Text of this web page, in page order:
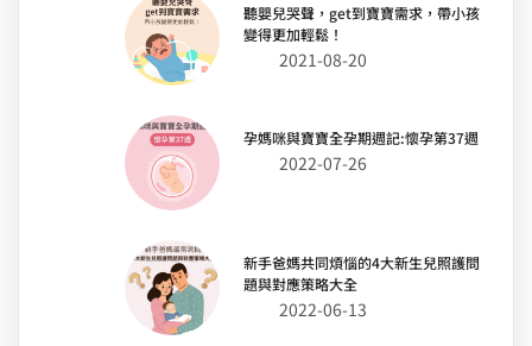
聽嬰兒哭聲，get到寶寶需求，帶小孩
變得更加輕鬆！
2021-08-20
孕媽咪與寶寶全孕期週記:懷孕第37週
2022-07-26
新手爸媽共同煩惱的4大新生兒照護問
題與對應策略大全
2022-06-13